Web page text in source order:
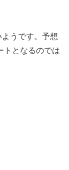
うです。予想
トとなるのでは